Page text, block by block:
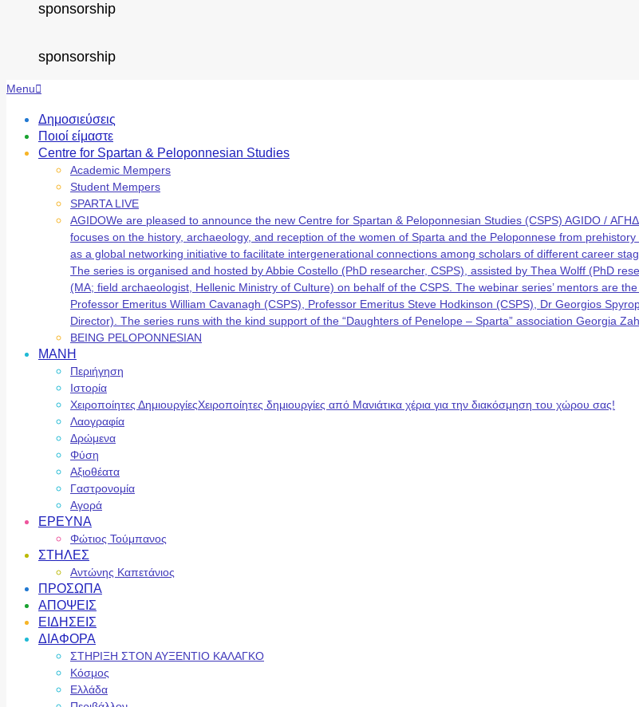
sponsorship
sponsorship
Secondary
Menu
Menu
Δημοσιεύσεις
Ποιοί είμαστε
Centre for Spartan & Peloponnesian Studies
Academic Mempers
Student Mempers
SPARTA LIVE
AGIDOWe are pleased to announce the new Centre for Spartan & Peloponnesian Studies (CSPS) AGIDO /
focuses on the history, archaeology, and reception of the women of Sparta and the Peloponnese from
as a global networking initiative to facilitate intergenerational connections among scholars of different career
The series is organised and hosted by Abbie Costello (PhD researcher, CSPS), assisted by Thea Wolff (PhD
(MA; field archaeologist, Hellenic Ministry of Culture) on behalf of the CSPS. The webinar series’ mentors are
Professor Emeritus William Cavanagh (CSPS), Professor Emeritus Steve Hodkinson (CSPS), Dr Georgios
Director). The series runs with the kind support of the “Daughters of Penelope – Sparta” association Georgia
BEING PELOPONNESIAN
ΜΑΝΗ
Περιήγηση
Ιστορία
Χειροποίητες ΔημιουργίεςΧειροποίητες δημιουργίες από Μανιάτικα χέρια για την διακόσμηση του χώρου σας!
Λαογραφία
Δρώμενα
Φύση
Αξιοθέατα
Γαστρονομία
Αγορά
ΕΡΕΥΝΑ
Φώτιος Τούμπανος
ΣΤΗΛΕΣ
Αντώνης Καπετάνιος
ΠΡΟΣΩΠΑ
ΑΠΟΨΕΙΣ
ΕΙΔΗΣΕΙΣ
ΔΙΑΦΟΡΑ
ΣΤΗΡΙΞΗ ΣΤΟΝ ΑΥΞΕΝΤΙΟ ΚΑΛΑΓΚΟ
Κόσμος
Ελλάδα